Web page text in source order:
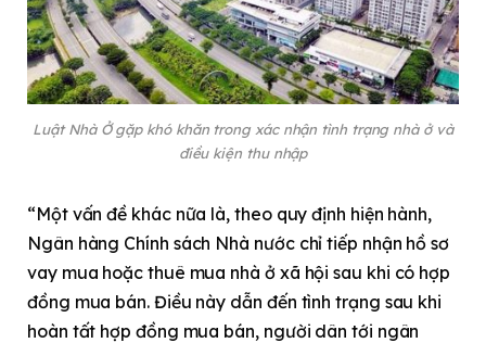
Luật Nhà Ở gặp khó khăn trong xác nhận tình trạng nhà ở và
điều kiện thu nhập
“Một vấn đề khác nữa là, theo quy định hiện hành,
Ngân hàng Chính sách Nhà nước chỉ tiếp nhận hồ sơ
vay mua hoặc thuê mua nhà ở xã hội sau khi có hợp
đồng mua bán. Điều này dẫn đến tình trạng sau khi
hoàn tất hợp đồng mua bán, người dân tới ngân